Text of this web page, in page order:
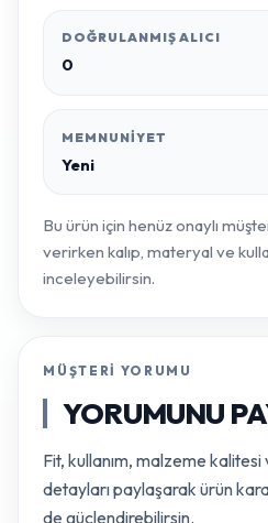
DOĞRULANMIŞ ALICI
0
MEMNUNIYET
Yeni
Bu ürün için henüz onaylı
verirken kalıp, materyal ve
inceleyebilirsin.
MÜŞTERI YORUMU
YORUMUNU
Fit, kullanım, malzeme
detayları paylaşarak ürün
de güçlendirebilirsin.